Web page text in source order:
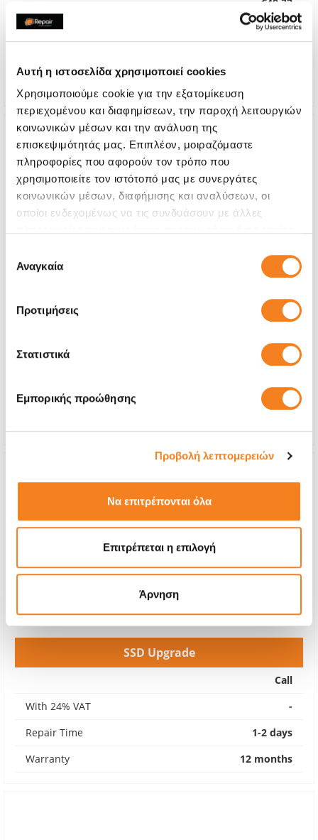
Αυτή η ιστοσελίδα χρησιμοποιεί cookies
Χρησιμοποιούμε cookie για την εξατομίκευση
περιεχομένου και διαφημίσεων, την παροχή λειτουργιών
κοινωνικών μέσων και την ανάλυση της
επισκεψιμότητάς μας. Επιπλέον, μοιραζόμαστε
πληροφορίες που αφορούν τον τρόπο που
χρησιμοποιείτε τον ιστότοπό μας με συνεργάτες
κοινωνικών μέσων, διαφήμισης και αναλύσεων, οι
οποίοι ενδεχομένως να τις συνδυάσουν με άλλες
των υπηρεσιών τους.
συγκατάθεσης
Αναγκαία
Προτιμήσεις
Στατιστικά
Εμπορικής προώθησης
Προβολή λεπτομερειών
Να επιτρέπονται όλα
Επιτρέπεται η επιλογή
Άρνηση
With 24% VAT
€50,00
Warranty
€24,19
€30,00
Repair Time
1-2 days
SSD Upgrade
Call
With 24% VAT
-
Repair Time
1-2 days
Warranty
12 months